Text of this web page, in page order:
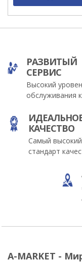
РАЗВИТЫЙ
СЕРВИС
Высокий
обслуживания
КАЧЕСТВО
Самый высокий
стандарт
A-MARKET -